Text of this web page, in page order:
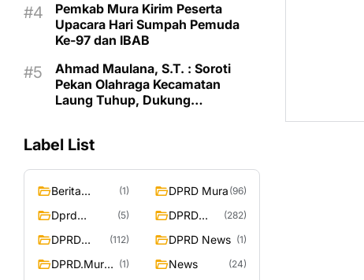
Pemkab Mura Kirim Peserta
Upacara Hari Sumpah Pemuda
Ke-97 dan IBAB
Ahmad Maulana, S.T. : Soroti
Pekan Olahraga Kecamatan
Laung Tuhup, Dukung
Label List
Berita
Raya
(1) DPRD Mura (96)
Dprd
Raya
(5)
DPRD
Raya
(282)
DPRD
RAYA
(112) DPRD News (1)
DPRD.Murun (1) News (24)